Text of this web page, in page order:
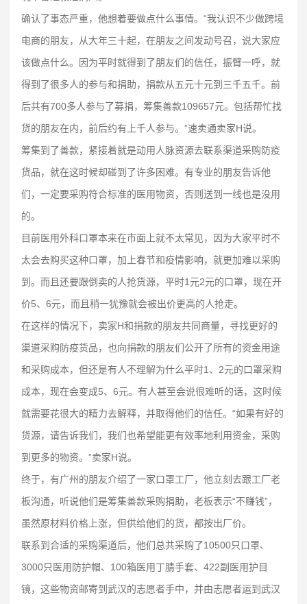
确认了事态严重，他想着要做点什么事情。“我认识不少做跨境
电商的朋友，从大年三十起，在朋友之间发动号召，说大家应
该做点什么。因为平时就得到了朋友们的信任，振臂一呼，就
得到了很多人的参与和捐助，捐款从五元十元到三千五千。前
后共有700多人参与了募捐，筹集善款109657元。包括帮忙找
货的朋友在内，前后约有上千人参与。”速卖通卖家H说。
筹集到了善款，紧接着就是动用人脉资源去联系渠道采购防疫
货品，就在这时候却碰到了许多困难。有专业的朋友告诉他
们，一定要采购符合标准的医用物资，否则送到一线也是没用
的。
目前医用外科口罩本来在市面上就不太常见，因为大家平时不
太会去购买这种口罩，加上春节和疫情影响，就更加难以采购
到。而且还要跟倒卖的人抢货源，平时1元2元的口罩，现在开
价5、6元，而且稍一犹豫就会被出价更高的人抢走。
在这样的情况下，卖家H和捐款的朋友共同商量，寻找更好的
渠道采购防疫货品，也向捐款的朋友们公开了所有的资金用途
和采购成本，但还是有人不理解为什么平时1、2元的口罩采购
成本，现在会变成5、6元。有人甚至会说很难听的话，这时候
就需要花很大的精力去解释，并取得他们的信任。“如果有好的
货源，请告诉我们，我们也希望能更有效率地利用资金，采购
到更多的物资。”卖家H说。
终于，有广州的朋友介绍了一家口罩工厂，他立刻去跟工厂老
板沟通，听说他们是筹集善款采购捐助，老板表示“不赚钱”，
虽然原材料价格上涨，但供给他们的货，都按出厂价。
联系到合适的采购渠道后，他们总共采购了10500只口罩、
3000只医用防护帽、100箱医用丁腈手套、422副医用护目
镜，这些物资邮寄到武汉的志愿者手中，并由志愿者运到武汉